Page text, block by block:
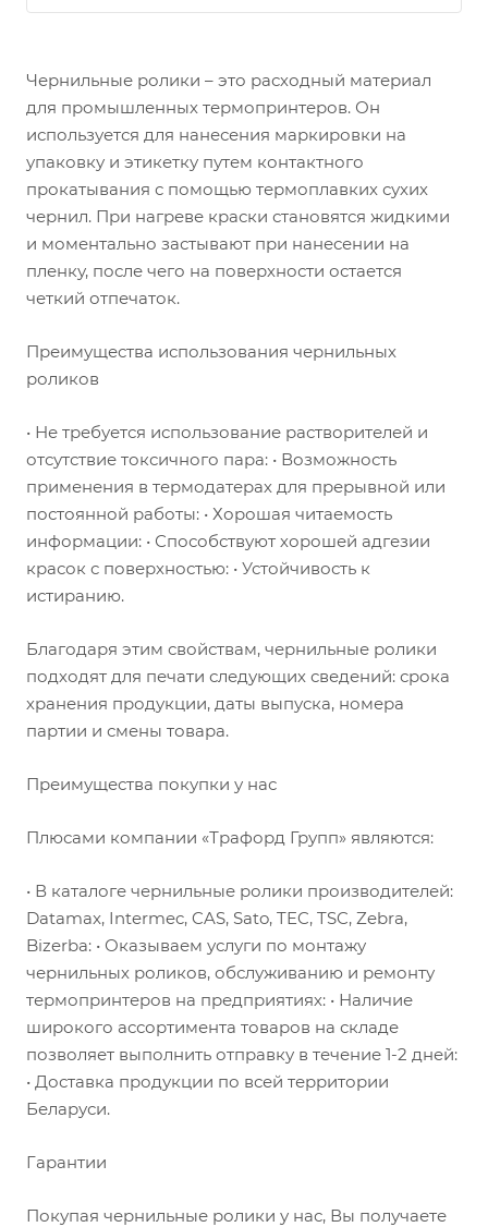
Чернильные ролики – это расходный материал
для промышленных термопринтеров. Он
используется для нанесения маркировки на
упаковку и этикетку путем контактного
прокатывания с помощью термоплавких сухих
чернил. При нагреве краски становятся жидкими
и моментально застывают при нанесении на
пленку, после чего на поверхности остается
четкий отпечаток.
Преимущества использования чернильных
роликов
• Не требуется использование растворителей и
отсутствие токсичного пара: • Возможность
применения в термодатерах для прерывной или
постоянной работы: • Хорошая читаемость
информации: • Способствуют хорошей адгезии
красок с поверхностью: • Устойчивость к
истиранию.
Благодаря этим свойствам, чернильные ролики
подходят для печати следующих сведений: срока
хранения продукции, даты выпуска, номера
партии и смены товара.
Преимущества покупки у нас
Плюсами компании «Трафорд Групп» являются:
• В каталоге чернильные ролики производителей:
Datamax, Intermec, CAS, Sato, TEC, TSC, Zebra,
Bizerba: • Оказываем услуги по монтажу
чернильных роликов, обслуживанию и ремонту
термопринтеров на предприятиях: • Наличие
широкого ассортимента товаров на складе
позволяет выполнить отправку в течение 1-2 дней:
• Доставка продукции по всей территории
Беларуси.
Гарантии
Покупая чернильные ролики у нас, Вы получаете